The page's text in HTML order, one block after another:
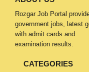
Rozgar Job Portal
government jobs, latest
with admit cards and
examination results.
CATEGORIES